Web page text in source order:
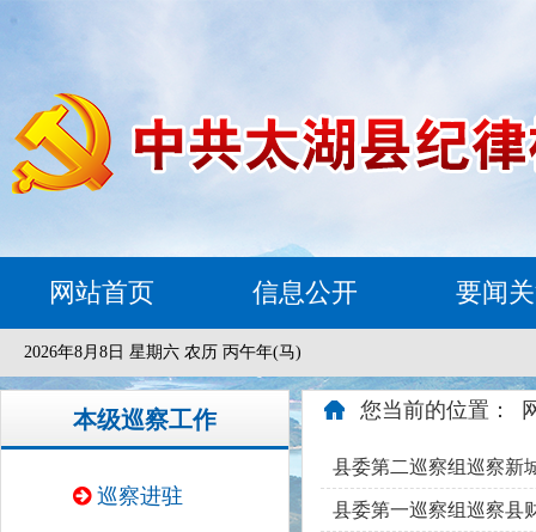
网站首页 信息公开 要闻
2026年8月8日 星期六 农历 丙午年(马)
本级巡察工作
巡察进驻
您当前的位置：
县委第二巡察组巡察新
县委第一巡察组巡察县